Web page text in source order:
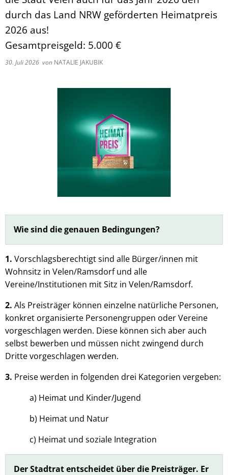
Hilfe zum Lebensunterhalt (3.
Nacht der Ausbildung
durch das Land NRW geförderten Heimatpreis
2026 aus!
Gesamtpreisgeld: 5.000 €
30. Juli 2026 von NATALIE JAKUBIK
Wie sind die genauen Bedingungen?
1. Vorschlagsberechtigt sind alle Bürger/innen mit
Wohnsitz in Velen/Ramsdorf und alle
Vereine/Institutionen mit Sitz in Velen/Ramsdorf.
2. Als Preisträger können einzelne natürliche Personen,
konkret organisierte Personengruppen oder Vereine
vorgeschlagen werden. Diese können sich aber auch
selbst bewerben und müssen nicht zwingend durch
Dritte vorgeschlagen werden.
3. Preise werden in folgenden drei Kategorien vergeben:
a) Heimat und Kinder/Jugend
b) Heimat und Natur
c) Heimat und soziale Integration
Der Stadtrat entscheidet über die Preisträger. Er